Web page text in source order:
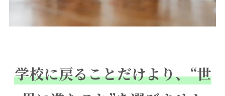
学校に戻ることだけより、“世